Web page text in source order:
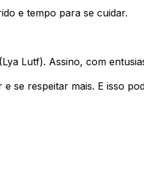
e tempo para se cuidar.
Lutf). Assino, com
se respeitar mais. E isso